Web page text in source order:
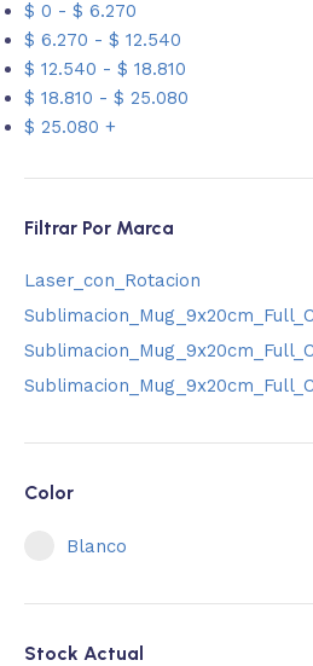
$ 0 - $ 6.270
$ 6.270 - $ 12.540
$ 12.540 - $ 18.810
$ 18.810 - $ 25.080
$ 25.080 +
Filtrar Por Marca
Laser_con_Rotacion
Color
Blanco
Stock Actual